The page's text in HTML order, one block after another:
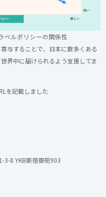
ベルポリシーの関係性
与することで、日本に数多くある
界中に届けられるよう支援してま
を記載しました
8 YKB新宿御苑903